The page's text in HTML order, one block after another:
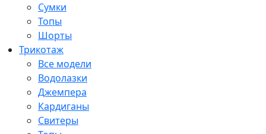
Сумки
Топы
Шорты
Трикотаж
Все модели
Водолазки
Джемпера
Кардиганы
Свитеры